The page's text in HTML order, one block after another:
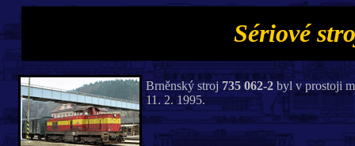
Sériové
Brněnský stroj 735 062-2byl v prostoji
11. 2. 1995.